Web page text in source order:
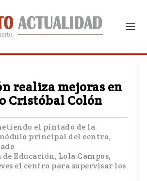
realiza mejoras en
Cristóbal Colón
el pintado de la
principal del centro,
de Educación, Lola Campos,
el centro para supervisar los